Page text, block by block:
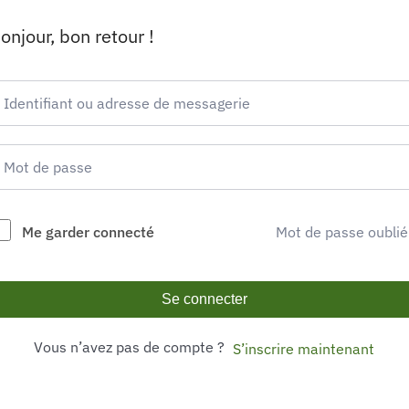
bon retour !
Me garder connecté Mot de passe
Se connecter
Vous n’avez pas de compte ? S’inscrire maintenant